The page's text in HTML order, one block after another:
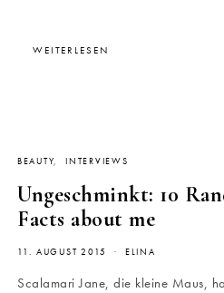
WEITERLESEN
BEAUTY INTERVIEWS
Ungeschminkt: 10
Facts about me
11. AUGUST 2015 ELINA
Scalamari Jane, die kleine Maus,